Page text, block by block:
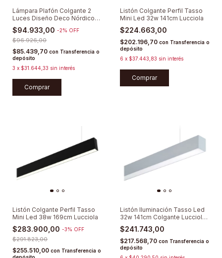
Lámpara Plafón Colgante 2
Luces Diseño Deco Nórdico
Moderno
$94.933,00 -2% OFF
$96.926,00
$85.439,70 con Transferencia o
depósito
3 x $31.644,33 sin interés
Comprar
Listón Colgante Perfil Tasso
Mini Led 32w 141cm Lucciola
$224.663,00
$202.196,70 con Transferencia o
depósito
6 x $37.443,83 sin interés
Comprar
Listón Colgante Perfil Tasso
Mini Led 38w 169cm Lucciola
$283.900,00 -3% OFF
$291.823,00
$255.510,00 con Transferencia o
Listón Iluminación Tasso Led
32w 141cm Colgante Lucciola
3000K
$241.743,00
$217.568,70 con Transferencia o
depósito